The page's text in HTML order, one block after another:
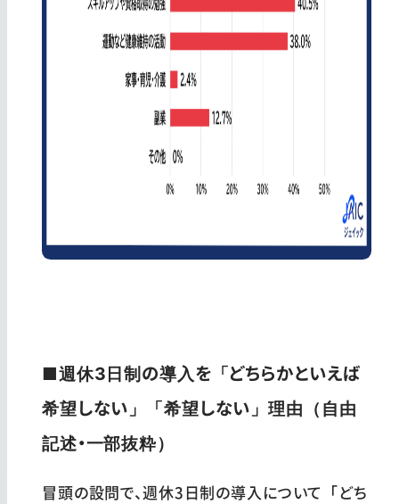
■週休3日制の導入を「どちらかといえば
希望しない」「希望しない」理由（自由
記述・一部抜粋）
冒頭の設問で、週休3日制の導入について「どち